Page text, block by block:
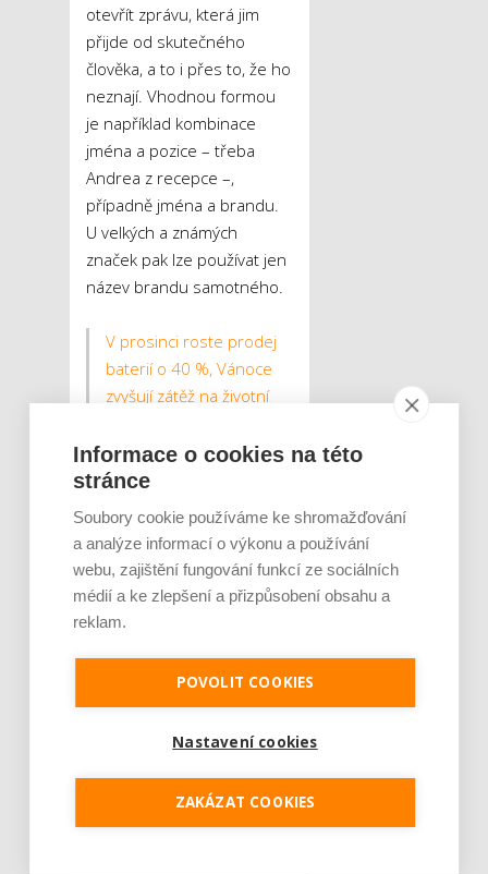
otevřít zprávu, která jim
přijde od skutečného
člověka, a to i přes to, že ho
neznají. Vhodnou formou
je například kombinace
jména a pozice – třeba
Andrea z recepce –,
případně jména a brandu.
U velkých a známých
značek pak lze používat jen
název brandu samotného.
V prosinci roste prodej
baterií o 40 %, Vánoce
zvyšují zátěž na životní
Nákup ve výprodeji
aneb Tipy, jak nenaletět
při slevových akcích
Při vhodně zvoleném
odcházejí. Přesto by však
měla odpovídat zaměření
zpráv. Může jít například
o adresy jako
Informace o cookies na této
stránce
Soubory cookie používáme ke shromažďování
a analýze informací o výkonu a používání
webu, zajištění fungování funkcí ze sociálních
médií a ke zlepšení a přizpůsobení obsahu a
reklam.
POVOLIT COOKIES
Nastavení cookies
ZAKÁZAT COOKIES